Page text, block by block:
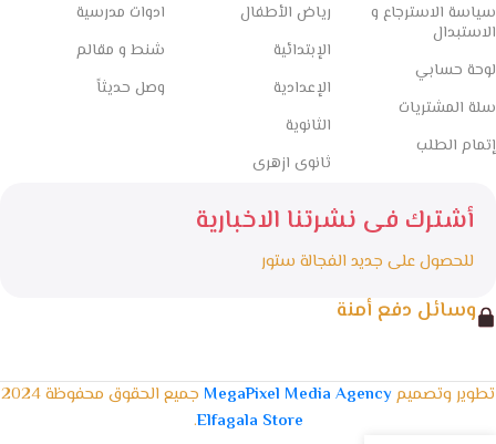
سياسة الاسترجاع و
الاستبدال
لوحة حسابي
سلة المشتريات
إتمام الطلب
رياض الأطفال
الإبتدائية
الإعدادية
الثانوية
ثانوى ازهرى
ادوات مدرسية
شنط و مقالم
وصل حديثاً
أشترك فى نشرتنا الاخبارية
للحصول على جديد الفجالة ستور
وسائل دفع أمنة
تطوير وتصميمMegaPixel Media Agency جميع الحقوق محفوظة 2024
Elfagala Store
.